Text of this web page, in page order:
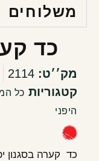
משלוחים
כד
מק׳׳ט: 2114
קטגוריות כל
היפני
כד קערה בסגנון